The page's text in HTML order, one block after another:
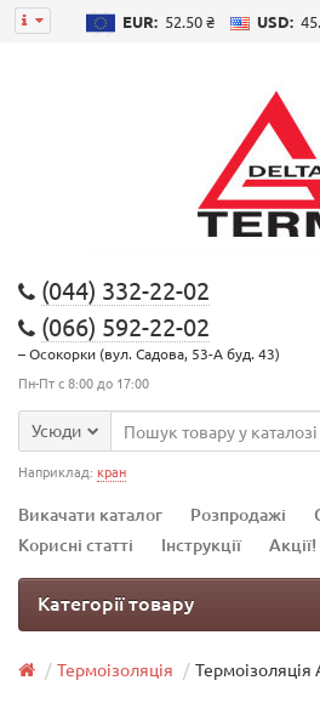
EUR: 52.50 ₴ USD:
(044) 332-22-02
(066) 592-22-02
– Осокорки (вул. Садова, 53-А буд. 43)
Пн-Пт с 8:00 до 17:00
Усюди
Наприклад: кран
Викачати каталог Розпродажі
Корисні статті
Інструкції Акції!
Категорії товару
Термоізоляція